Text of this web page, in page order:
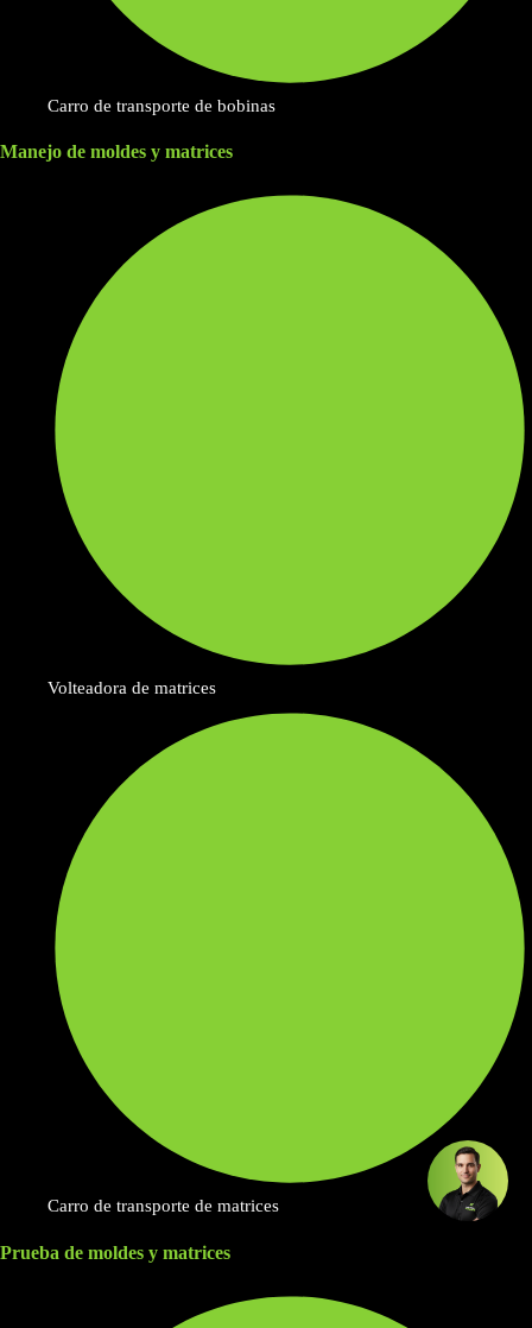
Carro de transporte de bobinas
Manejo de moldes y matrices
Volteadora de matrices
Carro de transporte de matrices
Prueba de moldes y matrices